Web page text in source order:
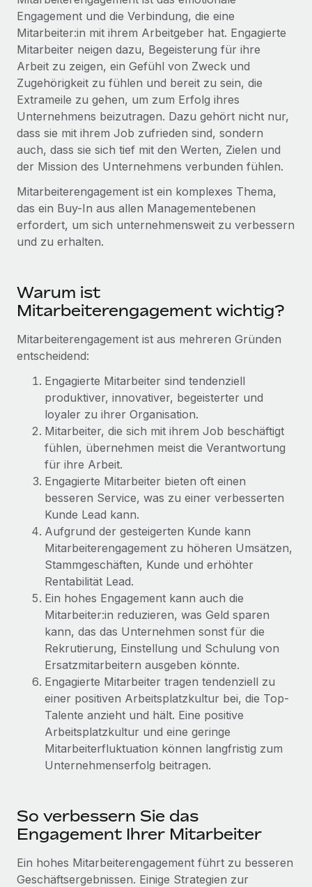
Globales Onboarding und Verwalten von
Freelancer:innen
PEO
Auslagern von komplexen HR-Aufgaben
INFRASTRUKTUR
Remote Embedded
Nahtlose Integration der HR in bestehende Abläufe
Integrierte HR-Kernfunktionen für dein Team
Verknüpfen
Neu
Verknüpfung beliebiger KI-Tools mit Remote über unser
Integrationen
Prozessoptimierung mit unverzichtbaren Business-
Frag unsere Expert:innen
Hilfe von Expert:innen für globale HR & Compliance
Background-Checks
Einfacheres Bewerber:innen-Screening
Compliance Watchtower
Lückenlose Compliance
Geräteverwaltung
Globale Bereitstellung und Verfolgung von IT-
Geräten
Gründung von Niederlassungen
Schnelle, rechtssichere Gründung von
Niederlassungen
Mobilität und Relocation
Mühelose Relocation von Mitarbeiter:innen
Benefits
Mühelose Verwaltung von Benefits
WACHSTUMSPHASE
Startups
Agile HR- und Payroll-Lösungen für wachsende
Unternehmen
Mittelstand
Maßgeschneiderte HR-Lösungen, um Teams zu
vergrößern
Enterprise
Globale HR für Konzerne und Großunternehmen
PARTNER WERDEN
Flexible Einbettung von Global-HR-Funktionen in deine
Plattform
Partner werden
Entdecke die Möglichkeiten einer Partnerschaft
Remote Build Demnächst verfügbar
Beratung zu Integrationen und KI-Automatisierung
FALLSTUDIEN
Remote um 120 % vergrößert
Weaviate auf einen Blick Weaviate entwickelt KI-basierte
Open-Source-Infrastrukturen. Das...
Mehr erfahren
Strategische Partnerschaft zwischen
Reverse Tech und Remote für Contractor
Management und Payroll
Reverse Tech auf einen Blick Das Gesundheits- und
Wellness-Startup Reverse Tech hat das globale...
Mehr erfahren
Gesamtbeschäftigungskosten
Honorarzahlungen berechnen
Informationen zu möglichen Währungen und
Abwicklungsfristen für globale Freelancer:innen
LERNEN MIT REMOTE
Forschung und Leitfäden
Fallstudien
HR-Glossar
Checklisten und Vorlagen
Webinare
Events
Newsroom
Insights Center
Hol dir Unterstützung
Alle Ressourcen anzeigen
BLOG
Globale Payroll
EOR und PEO
Contractor Management
Steuern
Den Blog erkunden
BLOG
Neues zu Remote-Produkten: Integration mit
Gusto und Zero und Contractor Management
Plus
Auch im neuen Jahr wollen wir bei Remote Unternehmen
Mehr erfahren
Wie Phiture 55 Mitarbeiter:innen in 19 Ländern
mit Remote verwaltet
Nederlands
Français
Deutsch
Español
Italiano
Português (Portugal)
日本語
中文（简体）
Anmelden
Engagement und die Verbindung, die eine
Mitarbeiter:in mit ihrem Arbeitgeber hat. Engagierte
Mitarbeiter neigen dazu, Begeisterung für ihre
Arbeit zu zeigen, ein Gefühl von Zweck und
Zugehörigkeit zu fühlen und bereit zu sein, die
Extrameile zu gehen, um zum Erfolg ihres
Unternehmens beizutragen. Dazu gehört nicht nur,
dass sie mit ihrem Job zufrieden sind, sondern
auch, dass sie sich tief mit den Werten, Zielen und
der Mission des Unternehmens verbunden fühlen.
Mitarbeiterengagement ist ein komplexes Thema,
das ein Buy-In aus allen Managementebenen
erfordert, um sich unternehmensweit zu verbessern
und zu erhalten.
Warum ist
Mitarbeiterengagement wichtig?
Mitarbeiterengagement ist aus mehreren Gründen
entscheidend:
Engagierte Mitarbeiter sind tendenziell
produktiver, innovativer, begeisterter und
loyaler zu ihrer Organisation.
Mitarbeiter, die sich mit ihrem Job beschäftigt
fühlen, übernehmen meist die Verantwortung
für ihre Arbeit.
Engagierte Mitarbeiter bieten oft einen
besseren Service, was zu einer verbesserten
Kunde Lead kann.
Aufgrund der gesteigerten Kunde kann
Mitarbeiterengagement zu höheren Umsätzen,
Stammgeschäften, Kunde und erhöhter
Rentabilität Lead.
Ein hohes Engagement kann auch die
Mitarbeiter:in reduzieren, was Geld sparen
kann, das das Unternehmen sonst für die
Rekrutierung, Einstellung und Schulung von
Ersatzmitarbeitern ausgeben könnte.
Engagierte Mitarbeiter tragen tendenziell zu
einer positiven Arbeitsplatzkultur bei, die Top-
Talente anzieht und hält. Eine positive
Arbeitsplatzkultur und eine geringe
Mitarbeiterfluktuation können langfristig zum
Unternehmenserfolg beitragen.
So verbessern Sie das
Engagement Ihrer Mitarbeiter
Ein hohes Mitarbeiterengagement führt zu besseren
Geschäftsergebnissen. Einige Strategien zur